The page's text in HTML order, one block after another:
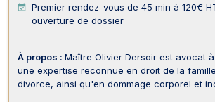
Premier rendez-vous de 45 min à 120€
ouverture de dossier
À propos : Maître Olivier Dersoir est avocat
une expertise reconnue en droit de la
divorce, ainsi qu'en dommage corporel et